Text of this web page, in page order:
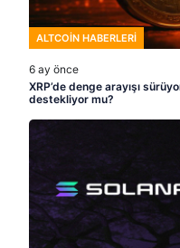
ALTCOIN HABERLERI
6 ay önce
XRP’de denge arayışı
destekliyor mu?